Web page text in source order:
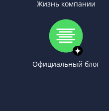
Жизнь компании
Официальный блог